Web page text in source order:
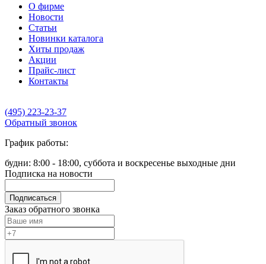
О фирме
Новости
Статьи
Новинки каталога
Хиты продаж
Акции
Прайс-лист
Контакты
(495) 223-23-37
Обратный звонок
График работы:
будни: 8:00 - 18:00, суббота и воскресенье выходные дни
Подписка на новости
Подписаться
Заказ обратного звонка